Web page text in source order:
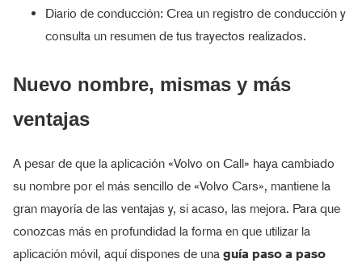
Diario de conducción: Crea un registro de conducción y
consulta un resumen de tus trayectos realizados.
Nuevo nombre, mismas y más
ventajas
A pesar de que la aplicación «Volvo on Call» haya cambiado
su nombre por el más sencillo de «Volvo Cars», mantiene la
gran mayoría de las ventajas y, si acaso, las mejora. Para que
conozcas más en profundidad la forma en que utilizar la
aplicación móvil, aquí dispones de una guía paso a paso